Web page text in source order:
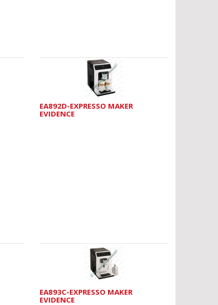
EA892D-EXPRESSO MAKER
EVIDENCE
EA893C-EXPRESSO MAKER
EVIDENCE